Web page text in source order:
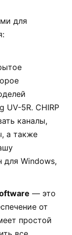
для
UV-5R. CHIRP
каналы,
а также
для Windows,
— это
от
простой